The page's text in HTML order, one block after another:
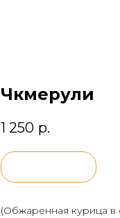
Чкмерули
1 250 р.
(Обжаренная курица в